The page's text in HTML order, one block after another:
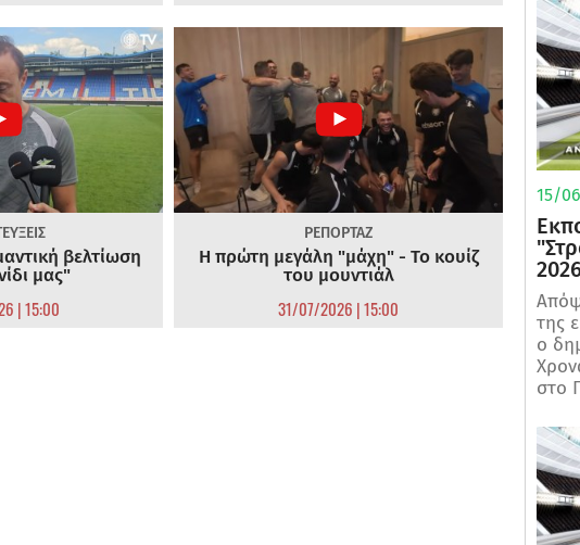
βελτίωση
μας"
| 15:00
ΡΕΠΟΡΤΑΖ
Η πρώτη μεγάλη "μάχη" - Το κουίζ
του μουντιάλ
31/07/2026 | 15:00
15/
της
ο
στο